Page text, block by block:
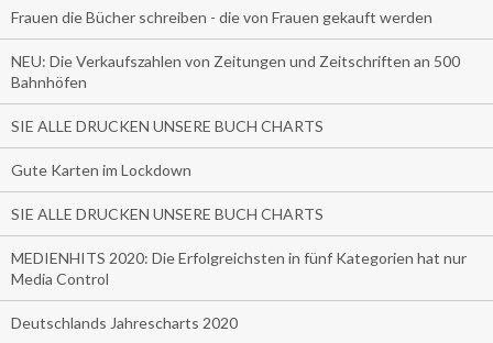
Frauen die Bücher schreiben - die von Frauen gekauft werden
NEU: Die Verkaufszahlen von Zeitungen und Zeitschriften an 500
Bahnhöfen
SIE ALLE DRUCKEN UNSERE BUCH CHARTS
Gute Karten im Lockdown
SIE ALLE DRUCKEN UNSERE BUCH CHARTS
MEDIENHITS 2020: Die Erfolgreichsten in fünf Kategorien hat nur
Media Control
Deutschlands Jahrescharts 2020